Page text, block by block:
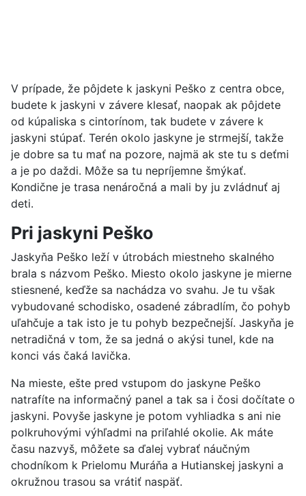
V prípade, že pôjdete k jaskyni Peško z centra obce,
budete k jaskyni v závere klesať, naopak ak pôjdete
od kúpaliska s cintorínom, tak budete v závere k
jaskyni stúpať. Terén okolo jaskyne je strmejší, takže
je dobre sa tu mať na pozore, najmä ak ste tu s deťmi
a je po daždi. Môže sa tu nepríjemne šmýkať.
Kondične je trasa nenáročná a mali by ju zvládnuť aj
deti.
Pri jaskyni Peško
Jaskyňa Peško leží v útrobách miestneho skalného
brala s názvom Peško. Miesto okolo jaskyne je mierne
stiesnené, keďže sa nachádza vo svahu. Je tu však
vybudované schodisko, osadené zábradlím, čo pohyb
uľahčuje a tak isto je tu pohyb bezpečnejší. Jaskyňa je
netradičná v tom, že sa jedná o akýsi tunel, kde na
konci vás čaká lavička.
Na mieste, ešte pred vstupom do jaskyne Peško
natrafíte na informačný panel a tak sa i čosi dočítate o
jaskyni. Povyše jaskyne je potom vyhliadka s ani nie
polkruhovými výhľadmi na priľahlé okolie. Ak máte
času nazvyš, môžete sa ďalej vybrať náučným
chodníkom k Prielomu Muráňa a Hutianskej jaskyni a
okružnou trasou sa vrátiť naspäť.